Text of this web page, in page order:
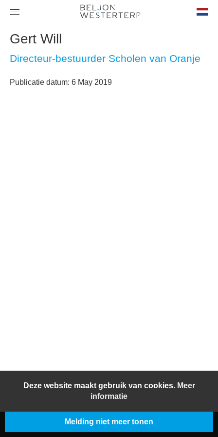
Deze website maakt gebruik van cookies. Meer
informatie
Melding niet meer tonen
Gert Will
Directeur-bestuurder Scholen van Oranje
Publicatie datum: 6 May 2019
© 2026 BeljonWesterterp